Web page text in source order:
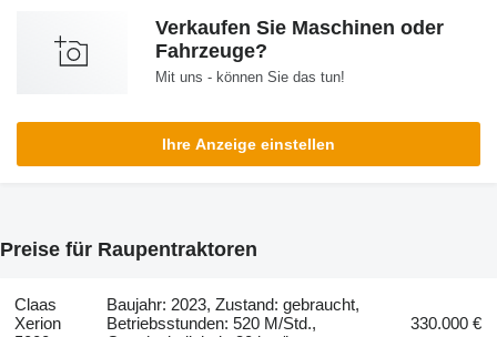
Verkaufen Sie Maschinen oder
Fahrzeuge?
Mit uns - können Sie das tun!
Ihre Anzeige einstellen
Preise für Raupentraktoren
Claas
Xerion
Baujahr: 2023, Zustand: gebraucht,
Betriebsstunden: 520 M/Std.,
330.000 €